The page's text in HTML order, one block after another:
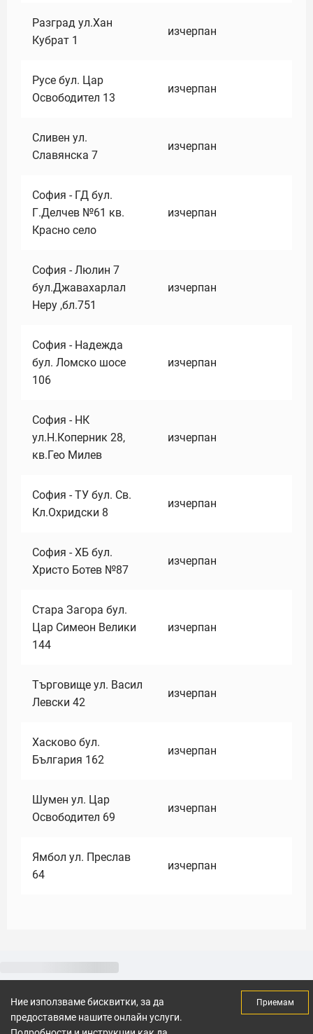
Разград ул.Хан
Кубрат 1
изчерпан
Русе бул. Цар
Освободител 13
изчерпан
Сливен ул.
Славянска 7
изчерпан
София - ГД бул.
Г.Делчев №61 кв.
Красно село
изчерпан
София - Люлин 7
бул.Джавахарлал
Неру ,бл.751
изчерпан
София - Надежда
бул. Ломско шосе
106
изчерпан
София - НК
ул.Н.Коперник 28,
кв.Гео Милев
изчерпан
София - ТУ бул. Св.
Кл.Охридски 8
изчерпан
София - ХБ бул.
Христо Ботев №87
изчерпан
Стара Загора бул.
Цар Симеон Велики
144
изчерпан
Търговище ул. Васил
Левски 42
изчерпан
Хасково бул.
България 162
изчерпан
Шумен ул. Цар
Освободител 69
изчерпан
Ямбол ул. Преслав
64
изчерпан
Ние използваме бисквитки, за да
предоставяме нашите онлайн услуги.
Приемам